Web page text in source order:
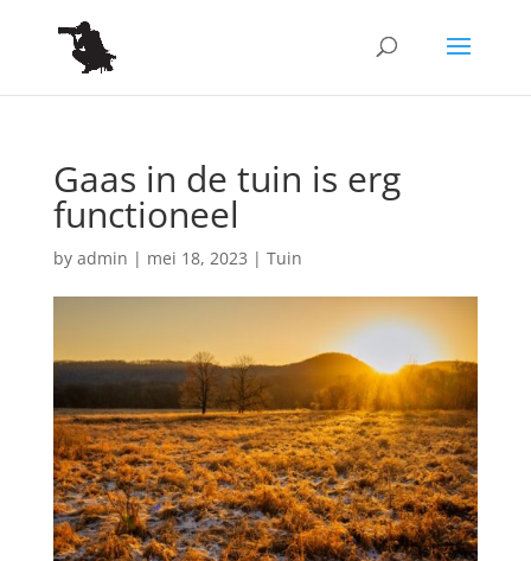
Gaas in de tuin is erg
functioneel
by admin | mei 18, 2023 | Tuin